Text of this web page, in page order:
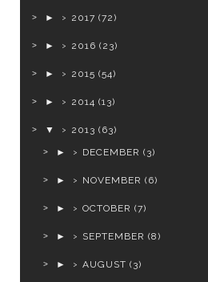
► 2017 (72)
► 2016 (23)
► 2015 (54)
► 2014 (13)
▼ 2013 (63)
►
DECEMBER (3)
► NOVEMBER (6)
► OCTOBER (7)
► SEPTEMBER (8)
► AUGUST (3)